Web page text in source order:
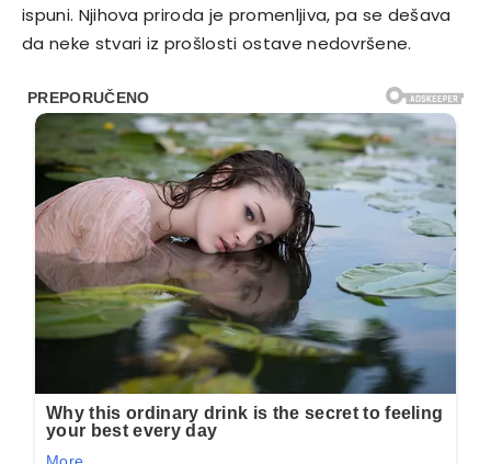
ispuni. Njihova priroda je promenljiva, pa se dešava
da neke stvari iz prošlosti ostave nedovršene.